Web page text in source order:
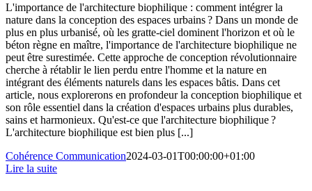
L'importance de l'architecture biophilique : comment intégrer la
nature dans la conception des espaces urbains ? Dans un monde de
plus en plus urbanisé, où les gratte-ciel dominent l'horizon et où le
béton règne en maître, l'importance de l'architecture biophilique ne
peut être surestimée. Cette approche de conception révolutionnaire
cherche à rétablir le lien perdu entre l'homme et la nature en
intégrant des éléments naturels dans les espaces bâtis. Dans cet
article, nous explorerons en profondeur la conception biophilique et
son rôle essentiel dans la création d'espaces urbains plus durables,
sains et harmonieux. Qu'est-ce que l'architecture biophilique ?
L'architecture biophilique est bien plus [...]
Cohérence Communication2024-03-01T00:00:00+01:00
Lire la suite